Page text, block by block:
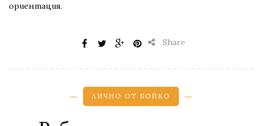
ориентация.
Share
ЛИЧНО ОТ БОЙКО